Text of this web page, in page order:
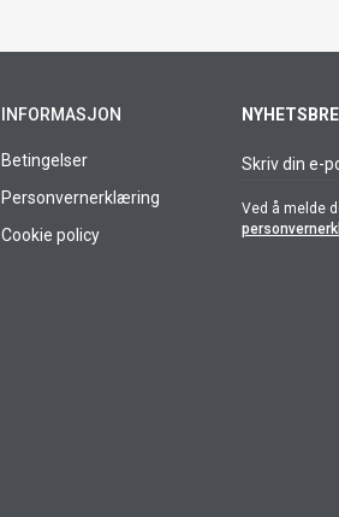
INFORMASJON
Betingelser
Personvernerklæring
Cookie policy
Ved å melde